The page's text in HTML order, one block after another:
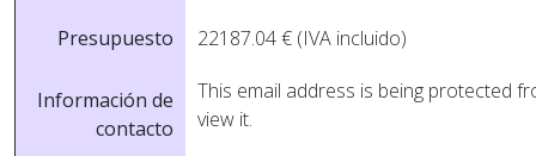
Presupuesto 22187.04 € (IVA incluido)
Información de
contacto
This email address is being protected
view it.